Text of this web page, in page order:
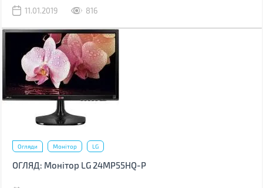
Razer Raptor! Якщо не про нього, то про кого ж?
11.01.2019 816
Огляди Монітор LG
ОГЛЯД: Монітор LG 24MP55HQ-P